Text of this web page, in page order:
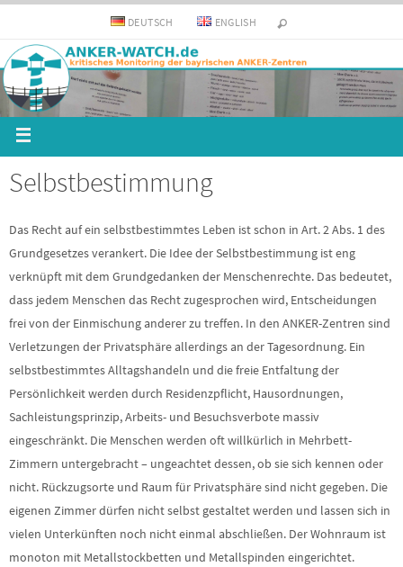
DEUTSCH ENGLISH
Selbstbestimmung
Das Recht auf ein selbstbestimmtes Leben ist schon in Art. 2 Abs. 1 des
Grundgesetzes verankert. Die Idee der Selbstbestimmung ist eng
verknüpft mit dem Grundgedanken der Menschenrechte. Das bedeutet,
dass jedem Menschen das Recht zugesprochen wird, Entscheidungen
frei von der Einmischung anderer zu treffen. In den ANKER-Zentren sind
Verletzungen der Privatsphäre allerdings an der Tagesordnung. Ein
selbstbestimmtes Alltagshandeln und die freie Entfaltung der
Persönlichkeit werden durch Residenzpflicht, Hausordnungen,
Sachleistungsprinzip, Arbeits- und Besuchsverbote massiv
eingeschränkt. Die Menschen werden oft willkürlich in Mehrbett-
Zimmern untergebracht – ungeachtet dessen, ob sie sich kennen oder
nicht. Rückzugsorte und Raum für Privatsphäre sind nicht gegeben. Die
eigenen Zimmer dürfen nicht selbst gestaltet werden und lassen sich in
vielen Unterkünften noch nicht einmal abschließen. Der Wohnraum ist
monoton mit Metallstockbetten und Metallspinden eingerichtet.